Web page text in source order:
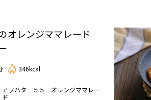
オレンジママレード
346kcal
アヲハタ ５５ オレンジママレー
ド